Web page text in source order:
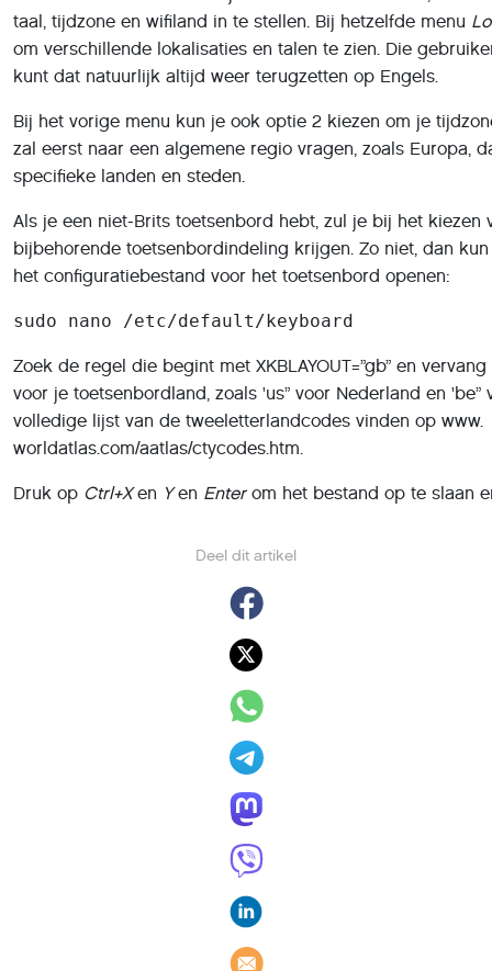
Deel dit artikel
taal, tijdzone en wifiland in te stellen. Bij hetzelfde menu
om verschillende lokalisaties en talen te zien. Die
kunt dat natuurlijk altijd weer terugzetten op Engels.
Bij het vorige menu kun je ook optie 2 kiezen om je
zal eerst naar een algemene regio vragen, zoals Europa,
specifieke landen en steden.
Als je een niet-Brits toetsenbord hebt, zul je bij het kiezen
bijbehorende toetsenbordindeling krijgen. Zo niet, dan
het configuratiebestand voor het toetsenbord openen:
sudo nano /etc/default/keyboard
Zoek de regel die begint met XKBLAYOUT=”gb” en
voor je toetsenbordland, zoals 'us” voor Nederland en 'be”
volledige lijst van de tweeletterlandcodes vinden op www.
worldatlas.com/aatlas/ctycodes.htm.
Druk op Ctrl+Xen Yen Enter om het bestand op te slaan